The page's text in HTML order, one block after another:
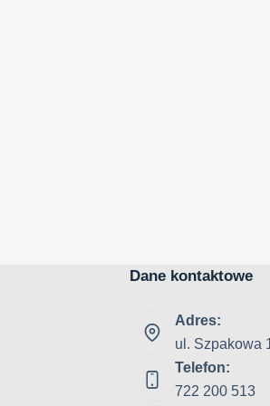
Dane kontaktowe
Adres:
ul. Szpakowa
Telefon:
722 200 513